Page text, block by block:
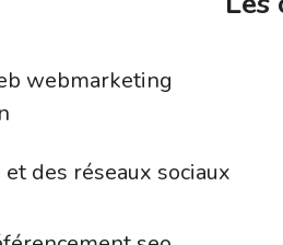
des réseaux sociaux